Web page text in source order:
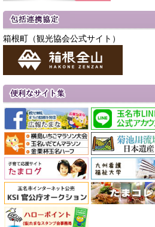
箱根町（観光協会公式サイト）